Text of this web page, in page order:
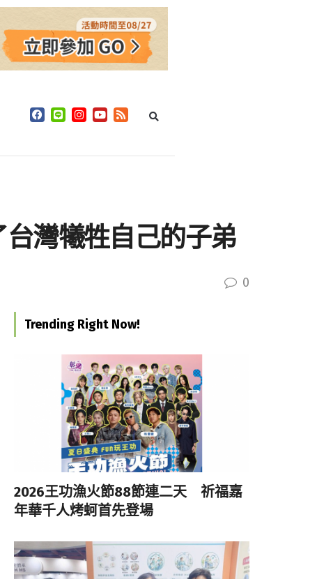
灣犧牲自己的子弟
0
Trending Right Now!
2026王功漁火節88節連二天 祈福嘉
年華千人烤蚵首先登場